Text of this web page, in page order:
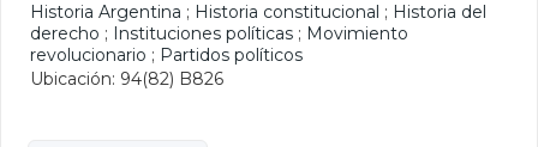
Historia Argentina ; Historia constitucional ; Historia del
derecho ; Instituciones políticas ; Movimiento
revolucionario ; Partidos políticos
Ubicación: 94(82) B826